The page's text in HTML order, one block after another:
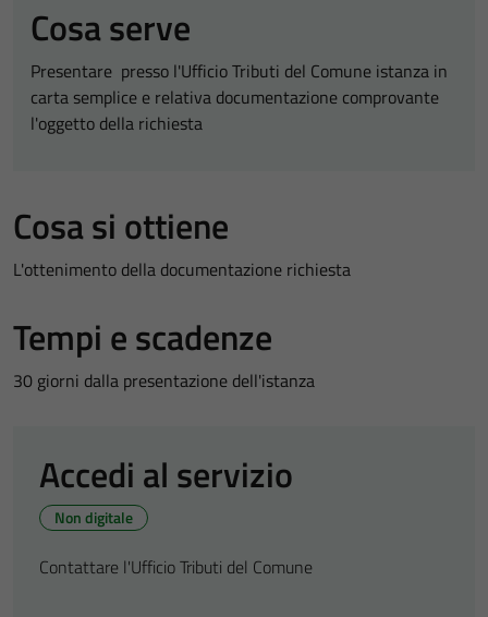
Cosa serve
Presentare presso l'Ufficio Tributi del Comune istanza in
carta semplice e relativa documentazione comprovante
l'oggetto della richiesta
Cosa si ottiene
L'ottenimento della documentazione richiesta
Tempi e scadenze
30 giorni dalla presentazione dell'istanza
Accedi al servizio
Non digitale
Contattare l'Ufficio Tributi del Comune